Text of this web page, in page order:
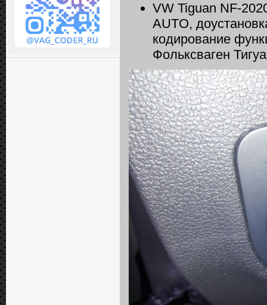
VW Tiguan NF-
AUTO,
кодирование
Фольксваген